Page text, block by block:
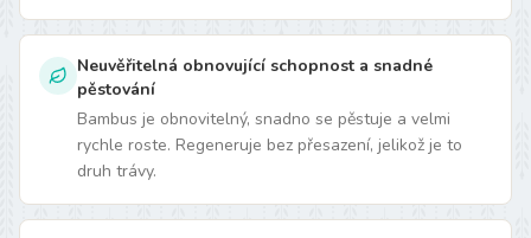
Neuvěřitelná obnovující schopnost a snadné
pěstování
Bambus je obnovitelný, snadno se pěstuje a velmi
rychle roste. Regeneruje bez přesazení, jelikož je to
druh trávy.